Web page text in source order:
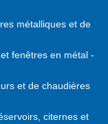
métalliques et de
fenêtres en métal -
et de chaudières
citernes et